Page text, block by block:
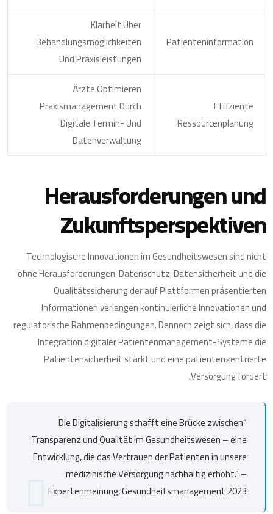
Patienteninformation
Klarheit Über
Behandlungsmöglichkeiten
Und Praxisleistungen
Effiziente
Ressourcenplanung
Ärzte Optimieren
Praxismanagement Durch
Digitale Termin- Und
Datenverwaltung
Herausforderungen und
Zukunftsperspektiven
Technologische Innovationen im Gesundheitswesen sind nicht
ohne Herausforderungen. Datenschutz, Datensicherheit und die
Qualitätssicherung der auf Plattformen präsentierten
Informationen verlangen kontinuierliche Innovationen und
regulatorische Rahmenbedingungen. Dennoch zeigt sich, dass die
Integration digitaler Patientenmanagement-Systeme die
Patientensicherheit stärkt und eine patientenzentrierte
Versorgung fördert.
“Die Digitalisierung schafft eine Brücke zwischen
Transparenz und Qualität im Gesundheitswesen – eine
Entwicklung, die das Vertrauen der Patienten in unsere
medizinische Versorgung nachhaltig erhöht.” –
Expertenmeinung, Gesundheitsmanagement 2023